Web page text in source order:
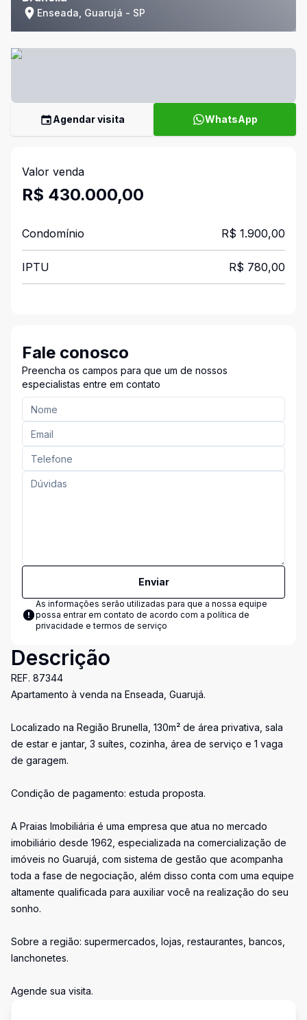
Enseada, Guarujá - SP
Agendar visita WhatsApp
Valor venda
R$ 430.000,00
Condomínio R$ 1.900,00
IPTU R$ 780,00
Fale conosco
Preencha os campos para que um de nossos
especialistas entre em contato
Enviar
As informações serão utilizadas para que a nossa equipe
possa entrar em contato de acordo com a política de
privacidade e termos de serviço
Descrição
REF. 87344
Apartamento à venda na Enseada, Guarujá.
Localizado na Região Brunella, 130m² de área privativa, sala
de estar e jantar, 3 suítes, cozinha, área de serviço e 1 vaga
de garagem.
Condição de pagamento: estuda proposta.
A Praias Imobiliária é uma empresa que atua no mercado
imobiliário desde 1962, especializada na comercialização de
imóveis no Guarujá, com sistema de gestão que acompanha
toda a fase de negociação, além disso conta com uma equipe
altamente qualificada para auxiliar você na realização do seu
sonho.
Sobre a região: supermercados, lojas, restaurantes, bancos,
lanchonetes.
Agende sua visita.